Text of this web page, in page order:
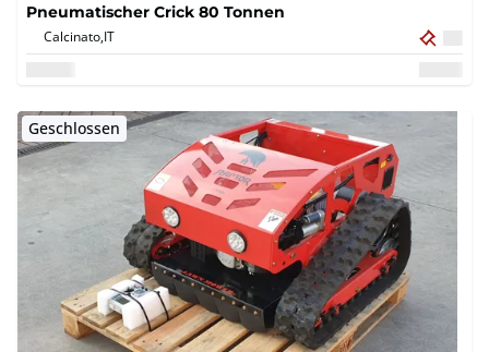
Pneumatischer Crick 80 Tonnen
Calcinato,IT
Geschlossen